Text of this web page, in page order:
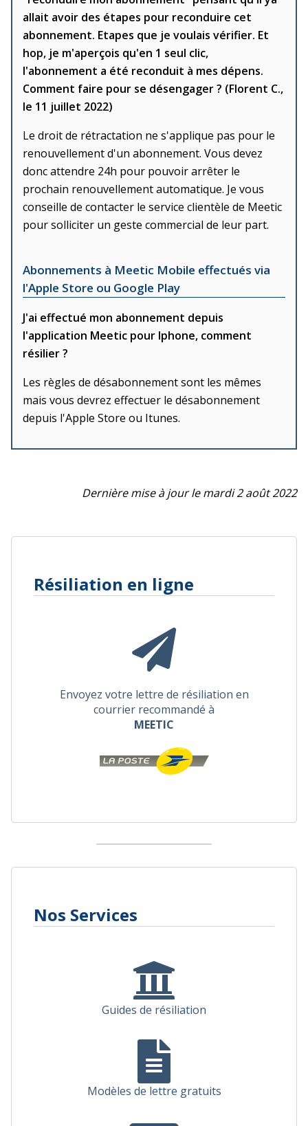
allait avoir des étapes pour reconduire cet
abonnement. Etapes que je voulais vérifier. Et
hop, je m'aperçois qu'en 1 seul clic,
l'abonnement a été reconduit à mes dépens.
Comment faire pour se désengager ? (Florent C.,
le 11 juillet 2022)
Le droit de rétractation ne s'applique pas pour le
renouvellement d'un abonnement. Vous devez
donc attendre 24h pour pouvoir arrêter le
prochain renouvellement automatique. Je vous
conseille de contacter le service clientèle de Meetic
pour solliciter un geste commercial de leur part.
Abonnements à Meetic Mobile effectués via
l'Apple Store ou Google Play
J'ai effectué mon abonnement depuis
l'application Meetic pour Iphone, comment
résilier ?
Les règles de désabonnement sont les mêmes
mais vous devrez effectuer le désabonnement
depuis l'Apple Store ou Itunes.
Dernière mise à jour le mardi 2 août 2022
Résiliation en ligne
Envoyez votre lettre de résiliation en
courrier recommandé à
MEETIC
Nos Services
Guides de résiliation
Modèles de lettre gratuits